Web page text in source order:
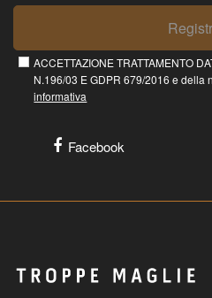
ACCETTAZIONE TRATTAMENTO
N.196/03 E GDPR 679/2016 e della
informativa
Facebook